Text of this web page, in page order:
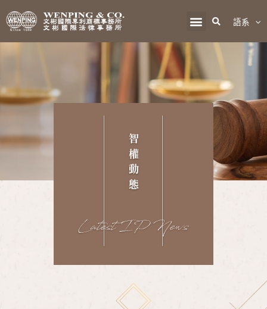
語系
智
權
動
態